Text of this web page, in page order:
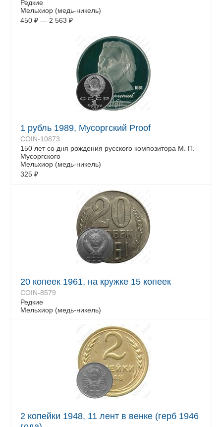
Редкие
Мельхиор (медь-никель)
450 ₽ — 2 563 ₽
1 рубль 1989, Мусоргский Proof
COIN-10873
150 лет со дня рождения русского композитора М. П.
Мусоргского
Мельхиор (медь-никель)
325 ₽
20 копеек 1961, на кружке 15 копеек
COIN-8579
Редкие
Мельхиор (медь-никель)
2 копейки 1948, 11 лент в венке (герб 1946